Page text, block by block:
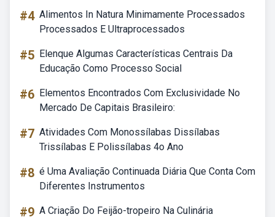
#4 Alimentos In Natura Minimamente Processados
Processados E Ultraprocessados
#5 Elenque Algumas Características Centrais Da
Educação Como Processo Social
#6 Elementos Encontrados Com Exclusividade No
Mercado De Capitais Brasileiro:
#7 Atividades Com Monossílabas Dissílabas
Trissílabas E Polissílabas 4o Ano
#8 é Uma Avaliação Continuada Diária Que Conta Com
Diferentes Instrumentos
#9 A Criação Do Feijão-tropeiro Na Culinária